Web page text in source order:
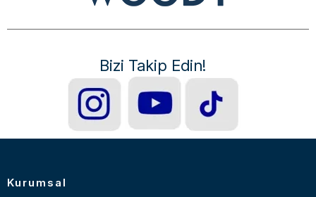
Bizi Takip Edin!
Kurumsal